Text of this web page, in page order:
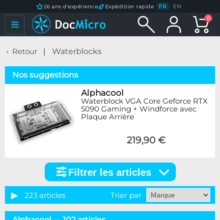
26 ans d'expérience Expédition rapide FR / EN
0
Retour Waterblocks
Nos suggestions
Alphacool
Waterblock VGA Core Geforce RTX
5090 Gaming + Windforce avec
Plaque Arrière
219,90 €
articles
Catégorie
Filtrer les articles
223 articles Trier par